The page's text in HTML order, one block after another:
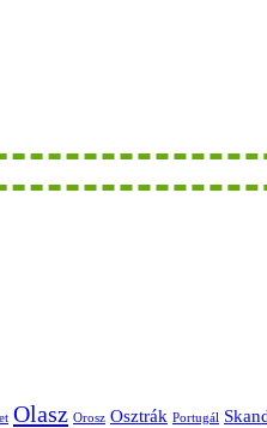
Olasz Orosz Osztrák Portugál